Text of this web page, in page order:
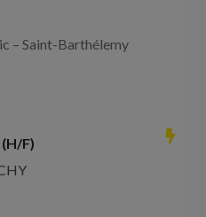
– Saint-Barthélemy
F)